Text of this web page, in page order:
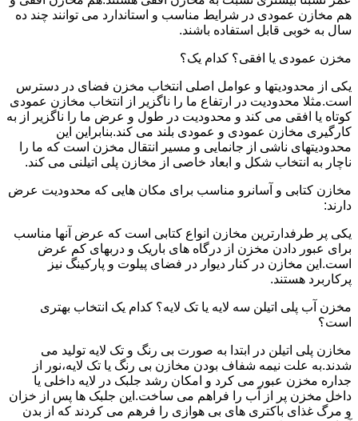
هم مخازن عمودی در شرایط مناسب و استاندارد می توانند چند ده
سال به خوبی قابل استفاده باشند.
مخزن عمودی یا افقی؟ کدام یک؟
یکی از محدودیتها و عوامل اصلی انتخاب مخزن فضای در دسترس
است.مثلا محدودیت در ارتفاع ما را ناگزیر از انتخاب مخازن عمودی
کوتاه یا افقی می کند و محدودیت در طول و عرض ما را ناگزیر از به
کارگیری مخازن عمودی و عمودی بلند می کند.بنابراین این
محدودیتهای ناشی از جانمایی و مسیر انتقال مخزن است که ما را
ناچار به انتخاب شکل و ابعاد خاصی از مخازن پلی اتیلنی می کند.
مخازن کتابی و آسانرو مناسب برای مکان هایی که محدودیت عرض
دارند:
یکی پر طرفدارترین مخازن انواع کتابی است که عرض آنها مناسب
برای عبور دادن مخزن از درگاه های باریک و دربهای کم عرض
است.این مخازن در کنار دیوار در فضای پیلوت و پارکینگ نیز
پرکاربرد هستند.
مخزن آب پلی اتیلن سه لایه یا تک لایه؟ کدام یک انتخاب بهتری
است؟
مخازن پلی اتیلن در ابتدا به صورت بی رنگ و تک لایه تولید می
شدند.به علت نیمه شفاف بودن مخازن بی رنگ یا تک لایه،نور از
جداره مخزن عبور می کرد و امکان رشد جلبک در لایه داخلی یا
داخل مخزن پر از آب را فراهم می ساخت.این جلبک ها پس از خزان
و مرگ غذای باکتری های بی هوازی را فرهم می کردند که از بدن